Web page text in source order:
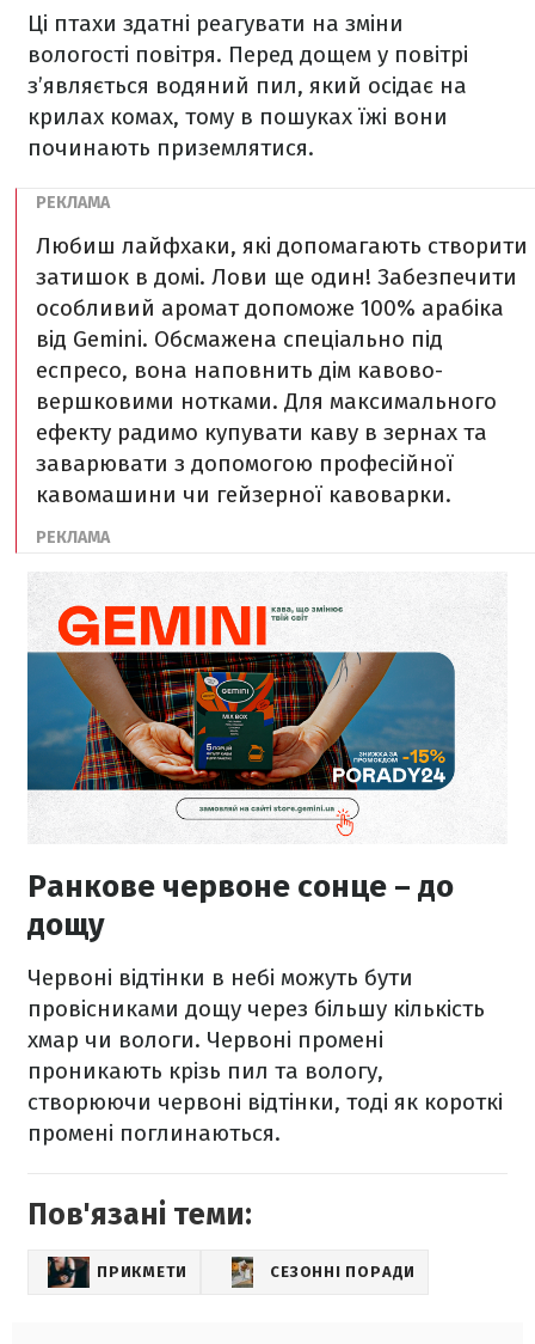
Ці птахи здатні реагувати на зміни
вологості повітря. Перед дощем у повітрі
з’являється водяний пил, який осідає на
крилах комах, тому в пошуках їжі вони
починають приземлятися.
Любиш лайфхаки, які допомагають створити
затишок в домі. Лови ще один! Забезпечити
особливий аромат допоможе 100% арабіка
від Gemini. Обсмажена спеціально під
еспресо, вона наповнить дім кавово-
вершковими нотками. Для максимального
ефекту радимо купувати каву в зернах та
заварювати з допомогою професійної
кавомашини чи гейзерної кавоварки.
Ранкове червоне сонце – до
дощу
Червоні відтінки в небі можуть бути
провісниками дощу через більшу кількість
хмар чи вологи. Червоні промені
проникають крізь пил та вологу,
створюючи червоні відтінки, тоді як короткі
промені поглинаються.
Пов'язані теми:
ПРИКМЕТИ СЕЗОННІ ПОРАДИ